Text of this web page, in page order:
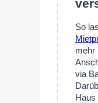
So
mehr
via
Haus